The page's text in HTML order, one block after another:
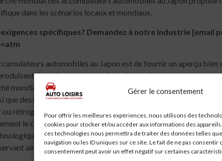
Gérer le consentement
Pour offrir les meilleures expériences, nous utilisons des
cookies pour stocker et/ou accéder aux informations des
ces technologies nous permettra de traiter des données telles
navigation ou les ID uniques sur ce site. Le fait de ne pas consentir
consentement peut avoir un effet négatif sur certaines
dans les scénarios locaux et mondiaux.
spécifiques? Demandez à notre industrie
automobiles au Japon est de fournir un aperçu
dans l’industrie mondiale. L’étude fournit également
mondial des accumulateurs automobiles au Japon au cours
des micro-indicateurs combinés aux développements
rétrograder l’expansion de l’industrie mondiale des
le consommateur à comprendre le cycle de vie du produit
de premier plan qui évalueront le niveau de
ainsi dans la période de projection 2020 comme année de